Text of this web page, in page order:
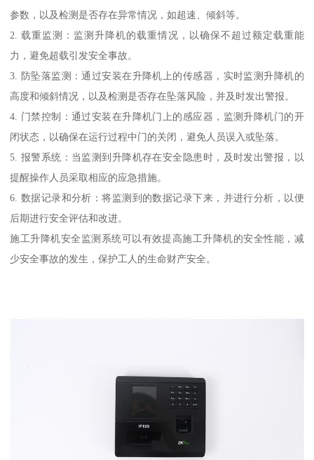
参数，以及检测是否存在异常情况，如超速、倾斜等。
2. 载重监测：监测升降机的载重情况，以确保不超过额定载重能
力，避免超载引发安全事故。
3. 防坠落监测：通过安装在升降机上的传感器，实时监测升降机的
高度和倾斜情况，以及检测是否存在坠落风险，并及时发出警报。
4. 门禁控制：通过安装在升降机门上的感应器，监测升降机门的开
闭状态，以确保在运行过程中门的关闭，避免人员误入或坠落。
5. 报警系统：当监测到升降机存在安全隐患时，及时发出警报，以
提醒操作人员采取相应的应急措施。
6. 数据记录和分析：将监测到的数据记录下来，并进行分析，以便
后期进行安全评估和改进。
施工升降机安全监测系统可以有效提高施工升降机的安全性能，减
少安全事故的发生，保护工人的生命财产安全。